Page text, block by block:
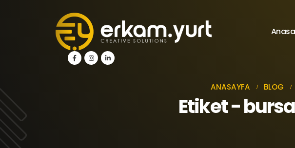
ANASAYFA BLOG
Etiket -